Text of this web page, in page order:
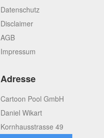
Datenschutz
Disclaimer
AGB
Impressum
Adresse
Cartoon Pool GmbH
Daniel Wikart
Kornhausstrasse 49